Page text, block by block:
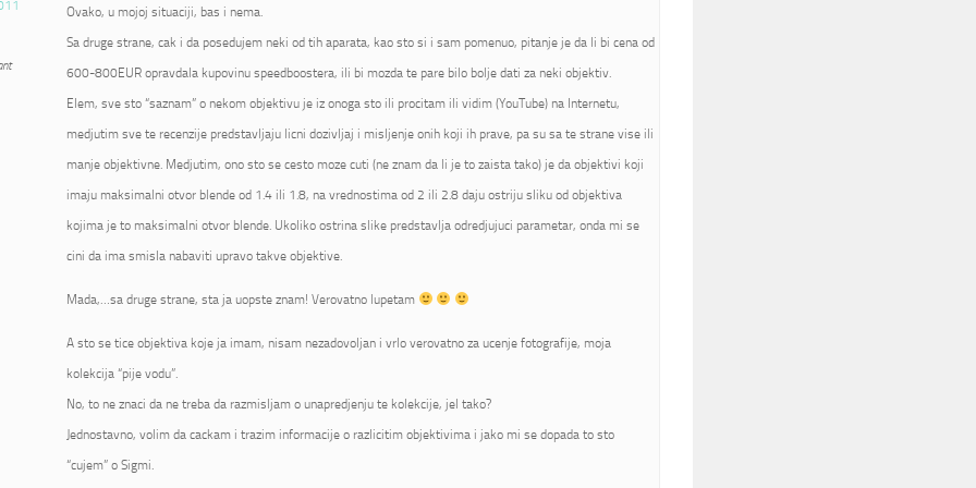
Ovako, u mojoj situaciji, bas i nema.
Sa druge strane, cak i da posedujem neki od tih aparata, kao sto si i sam pomenuo, pitanje je da li bi cena od
600-800EUR opravdala kupovinu speedboostera, ili bi mozda te pare bilo bolje dati za neki objektiv.
Elem, sve sto “saznam” o nekom objektivu je iz onoga sto ili procitam ili vidim (YouTube) na Internetu,
medjutim sve te recenzije predstavljaju licni dozivljaj i misljenje onih koji ih prave, pa su sa te strane vise ili
manje objektivne. Medjutim, ono sto se cesto moze cuti (ne znam da li je to zaista tako) je da objektivi koji
imaju maksimalni otvor blende od 1.4 ili 1.8, na vrednostima od 2 ili 2.8 daju ostriju sliku od objektiva
kojima je to maksimalni otvor blende. Ukoliko ostrina slike predstavlja odredjujuci parametar, onda mi se
cini da ima smisla nabaviti upravo takve objektive.
Mada,…sa druge strane, sta ja uopste znam! Verovatno lupetam
A sto se tice objektiva koje ja imam, nisam nezadovoljan i vrlo verovatno za ucenje fotografije, moja
kolekcija “pije vodu”.
No, to ne znaci da ne treba da razmisljam o unapredjenju te kolekcije, jel tako?
Jednostavno, volim da cackam i trazim informacije o razlicitim objektivima i jako mi se dopada to sto
“cujem” o Sigmi.